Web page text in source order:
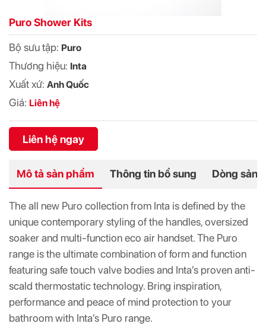
Puro Shower Kits
Bộ sưu tập: Puro
Thương hiệu: Inta
Xuất xứ: Anh Quốc
Giá: Liên hệ
Liên hệ ngay
Mô tả sản phẩm Thông tin bổ sung Dòng sản
The all new Puro collection from Inta is defined by the
unique contemporary styling of the handles, oversized
soaker and multi-function eco air handset. The Puro
range is the ultimate combination of form and function
featuring safe touch valve bodies and Inta’s proven anti-
scald thermostatic technology. Bring inspiration,
performance and peace of mind protection to your
bathroom with Inta’s Puro range.